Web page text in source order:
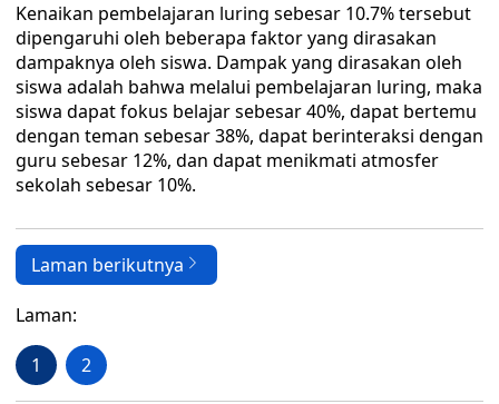
Kenaikan pembelajaran luring sebesar 10.7% tersebut
dipengaruhi oleh beberapa faktor yang dirasakan
dampaknya oleh siswa. Dampak yang dirasakan oleh
siswa adalah bahwa melalui pembelajaran luring, maka
siswa dapat fokus belajar sebesar 40%, dapat bertemu
dengan teman sebesar 38%, dapat berinteraksi dengan
guru sebesar 12%, dan dapat menikmati atmosfer
sekolah sebesar 10%.
Laman berikutnya
Laman:
1 2